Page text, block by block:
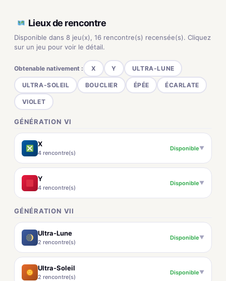
Lieux de rencontre
Disponible dans 8 jeu(x), 16 rencontre(s) recensée(s). Cliquez
sur un jeu pour voir le détail.
Obtenable nativement : X Y ULTRA-LUNE
ULTRA-SOLEIL BOUCLIER ÉPÉE ÉCARLATE
VIOLET
GÉNÉRATION VI
X
4 rencontre(s)
Disponible▼
Y
4 rencontre(s)
Disponible▼
GÉNÉRATION VII
Ultra-Lune
2 rencontre(s)
Disponible▼
Ultra-Soleil
2 rencontre(s)
Disponible▼